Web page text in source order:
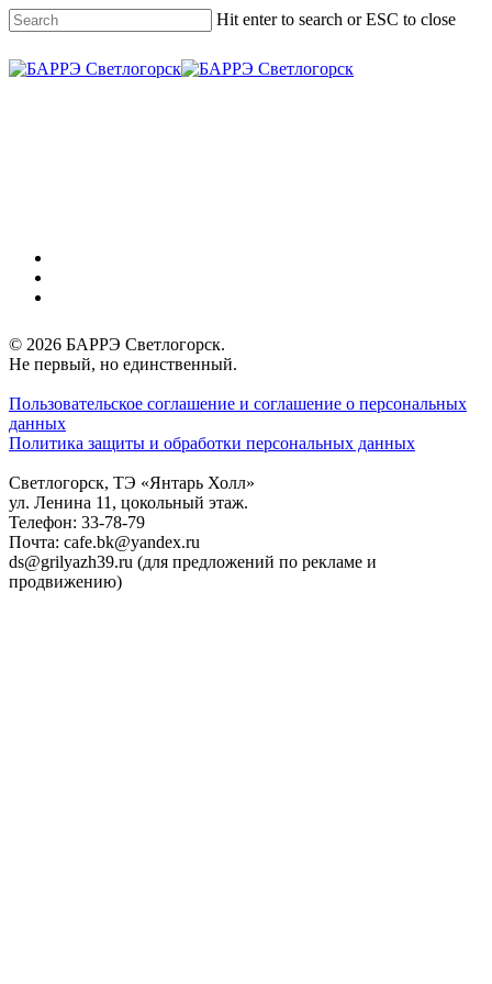
Skip
to
main
content
Hit enter to search or ESC to close
Close
© 2026 БАРРЭ Светлогорск.
Не первый, но единственный.
Пользовательское соглашение и соглашение о персональных
данных
Политика защиты и обработки персональных данных
Светлогорск, ТЭ «Янтарь Холл»
ул. Ленина 11, цокольный этаж.
Телефон: 33-78-79
Почта: cafe.bk@yandex.ru
ds@grilyazh39.ru (для предложений по рекламе и
продвижению)